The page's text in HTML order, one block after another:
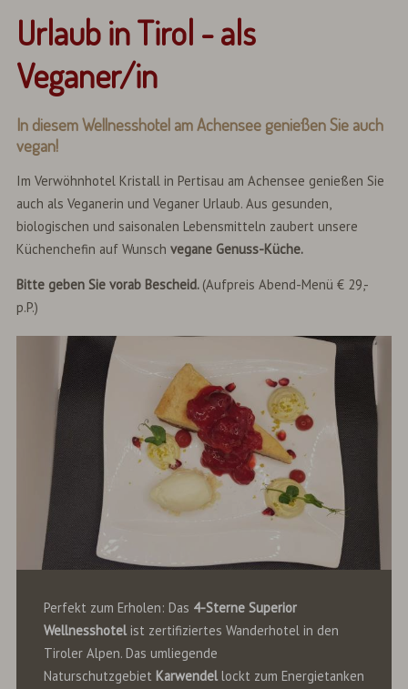
Urlaub in Tirol - als
Veganer/in
In diesem Wellnesshotel am Achensee genießen Sie auch
vegan!
Im Verwöhnhotel Kristall in Pertisau am Achensee genießen Sie
auch als Veganerin und Veganer Urlaub. Aus gesunden,
biologischen und saisonalen Lebensmitteln zaubert unsere
Küchenchefin auf Wunschvegane Genuss-Küche.
Bitte geben Sie vorab Bescheid. (Aufpreis Abend-Menü€ 29,-
p.P.)
Perfekt zum Erholen: Das 4-Sterne Superior
Wellnesshotelist zertifiziertes Wanderhotel in den
Tiroler Alpen. Das umliegende
Naturschutzgebiet Karwendellockt zum Energietanken